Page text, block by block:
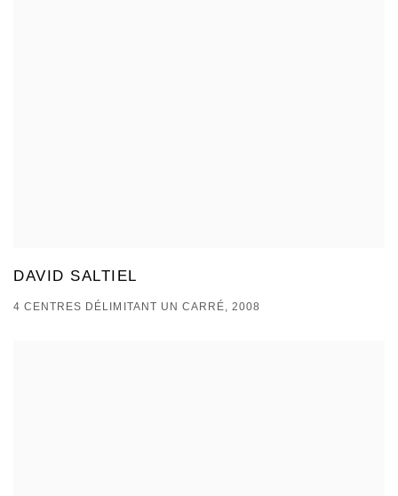
DAVID SALTIEL
4 CENTRES DÉLIMITANT UN CARRÉ, 2008